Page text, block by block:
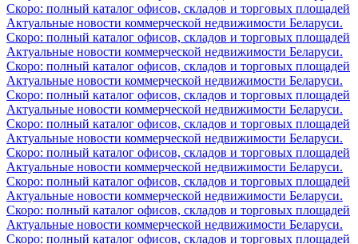
Скоро: полный каталог офисов, складов и торговых площадей
Актуальные новости коммерческой недвижимости Беларуси.
Скоро: полный каталог офисов, складов и торговых площадей
Актуальные новости коммерческой недвижимости Беларуси.
Скоро: полный каталог офисов, складов и торговых площадей
Актуальные новости коммерческой недвижимости Беларуси.
Скоро: полный каталог офисов, складов и торговых площадей
Актуальные новости коммерческой недвижимости Беларуси.
Скоро: полный каталог офисов, складов и торговых площадей
Актуальные новости коммерческой недвижимости Беларуси.
Скоро: полный каталог офисов, складов и торговых площадей
Актуальные новости коммерческой недвижимости Беларуси.
Скоро: полный каталог офисов, складов и торговых площадей
Актуальные новости коммерческой недвижимости Беларуси.
Скоро: полный каталог офисов, складов и торговых площадей
Актуальные новости коммерческой недвижимости Беларуси.
Скоро: полный каталог офисов, складов и торговых площадей